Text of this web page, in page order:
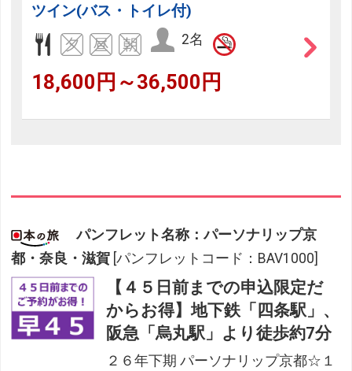
ツイン(バス・トイレ付)
2名
18,600円～36,500円
パンフレット名称：パーソナリップ京
都・奈良・滋賀 [パンフレットコード：BAV1000]
【４５日前までの申込限定だ
からお得】地下鉄「四条駅」、
阪急「烏丸駅」より徒歩約7分
２６年下期 パーソナリップ京都☆１